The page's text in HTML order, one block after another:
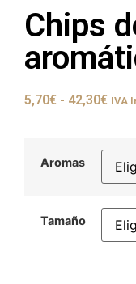
Chips
5,70€ - 42,30€ IVA
Aromas
Tamaño